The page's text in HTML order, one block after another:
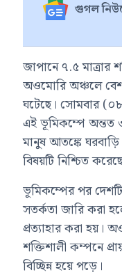
গুগল
জাপানে ৭.৫ মাত্রার
অওমোরি অঞ্চলে
ঘটেছে। সোমবার
এই ভূমিকম্পে অন্তত
মানুষ আতঙ্কে
বিষয়টি নিশ্চিত
ভূমিকম্পের পর
সতর্কতা জারি করা
প্রত্যাহার করা হয়।
শক্তিশালী কম্পনে
বিচ্ছিন্ন হয়ে পড়ে।